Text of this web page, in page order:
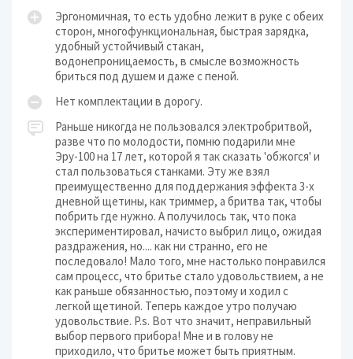
Эргономичная, то есть удобно лежит в руке с обеих
сторон, многофункциональная, быстрая зарядка,
удобный устойчивый стакан,
водонепроницаемость, в смысле возможность
бриться под душем и даже с пеной.
Нет комплектации в дорогу.
Раньше никогда не пользовался электробритвой,
разве что по молодости, помню подарили мне
Эру-100 на 17 лет, которой я так сказать 'обжогся' и
стал пользоваться станками. Эту же взял
преимущественно для поддержания эффекта 3-х
дневной щетины, как триммер, а бритва так, чтобы
побрить где нужно. А получилось так, что пока
экспериментировал, начисто выбрил лицо, ожидая
раздражения, но.... как ни странно, его не
последовало! Мало того, мне настолько понравился
сам процесс, что бритье стало удовольствием, а не
как раньше обязанностью, поэтому и ходил с
легкой щетиной. Теперь каждое утро получаю
удовольствие. P.s. Вот что значит, неправильный
выбор первого прибора! Мне и в голову не
приходило, что бритье может быть приятным.